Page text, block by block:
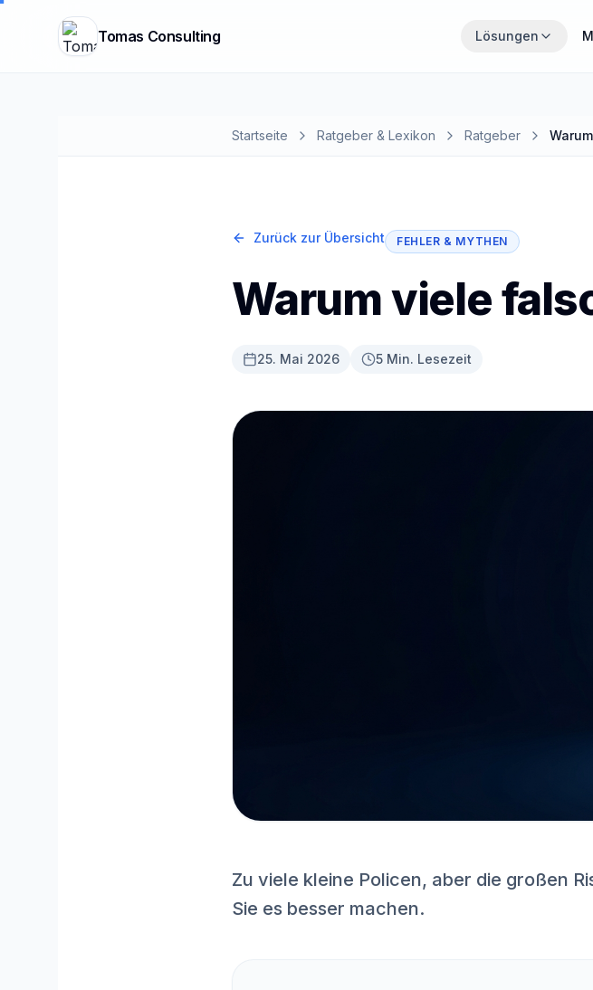
Tomas Consulting
Lösungen
Startseite Ratgeber & Lexikon Ratgeber
Zurück zur Übersicht FEHLER & MYTHEN
Warum viele
25. Mai 2026 5 Min. Lesezeit
Zu viele kleine Policen, aber die großen
Sie es besser machen.